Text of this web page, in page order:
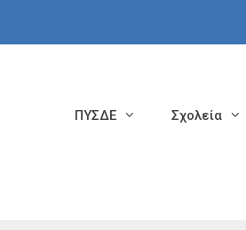
ΠΥΣΔΕ Σχολεία